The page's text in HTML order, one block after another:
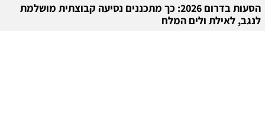
הסעות בדרום 2026: כך מתכננים נסיעה קבוצתית מושלמת
לנגב, לאילת ולים המלח